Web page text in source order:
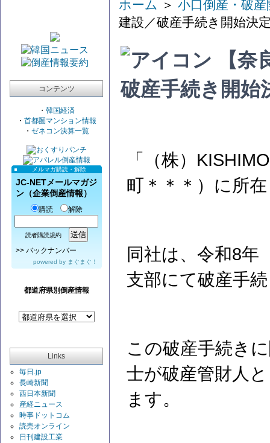
コンテンツ
・ 韓国経済
・ 首都圏マンション情報
・ ゼネコン決算一覧
メルマガ購読・解除
JC-NETメールマガジ
ン（企業倒産情報）
購読 解除
読者購読規約
>> バックナンバー
powered by まぐまぐ！
都道府県別倒産情報
Links
毎日.jp
長崎新聞
西日本新聞
産経ニュース
時事ドットコム
読売オンライン
日刊建設工業
ホーム ＞ 小口倒産・破産
建設／破産手続き開始決
【奈
破産手続き開
「（株）
町＊＊＊）に所
同社は、令和8年
支部にて破産手
この破産手続き
士が破産管財人
ます。